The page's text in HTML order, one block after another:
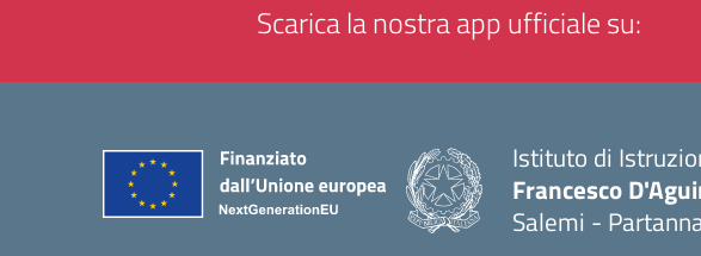
Scarica la nostra app ufficiale su:
Istituto di
Francesco
Salemi -